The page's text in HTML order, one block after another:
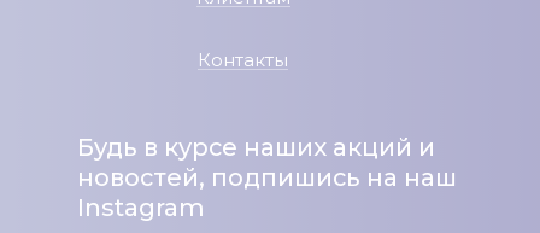
Контакты
Будь в курсе наших акций и
новостей, подпишись на наш
Instagram